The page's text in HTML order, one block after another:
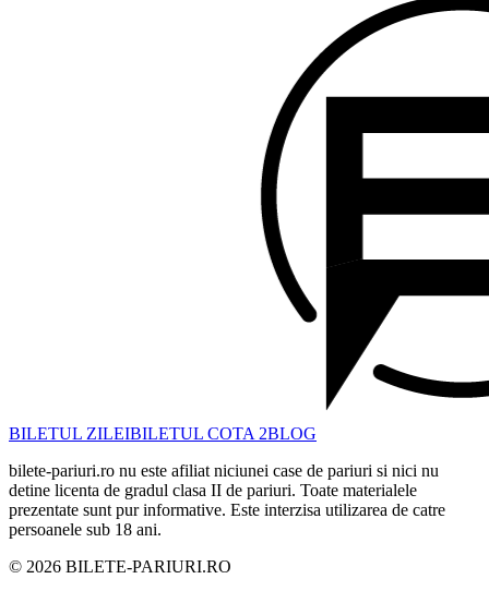
BILETUL ZILEIBILETUL COTA 2BLOG
bilete-pariuri.ro nu este afiliat niciunei case de pariuri si nici nu
detine licenta de gradul clasa II de pariuri. Toate materialele
prezentate sunt pur informative. Este interzisa utilizarea de catre
persoanele sub 18 ani.
© 2026 BILETE-PARIURI.RO